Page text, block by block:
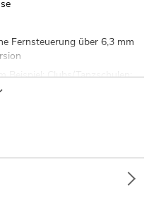
Fernsteuerung über 6,3 mm
Beispiel: Clubs/Tanzschulen;
Kleinverleih